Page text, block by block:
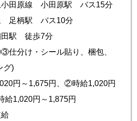
小田原線 小田原駅 バス15分
足柄駅 バス10分
駅 徒歩7分
分け・シール貼り、梱包、
グ)
円～1,675円、②時給1,020円
給1,020円～1,875円